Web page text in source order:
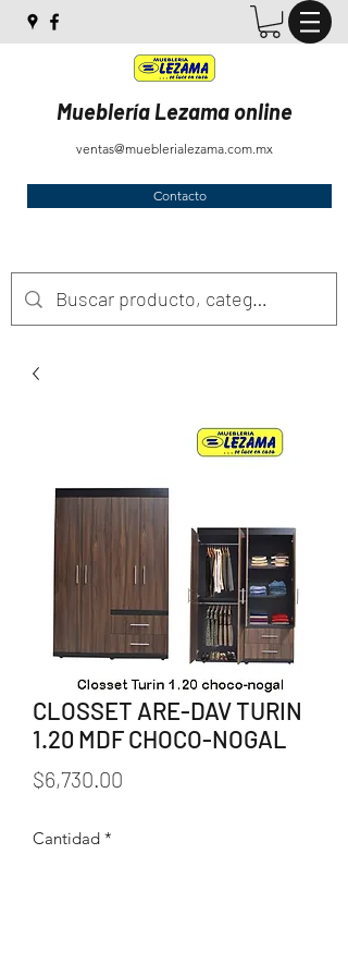
Mueblería Lezama online
ventas@mueblerialezama.com.mx
Contacto
CLOSSET ARE-DAV TURIN
1.20 MDF CHOCO-NOGAL
$6,730.00
Cantidad *